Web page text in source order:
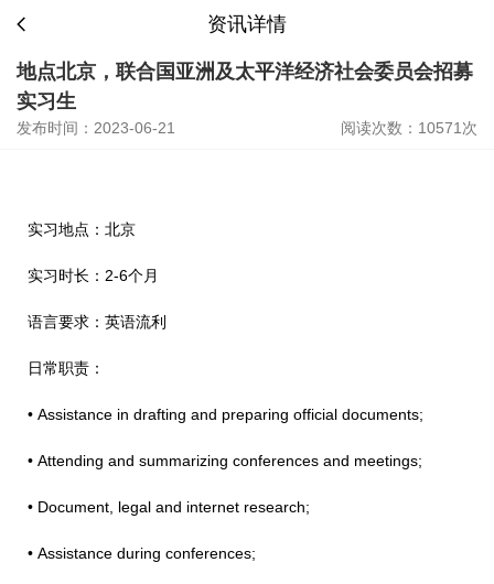
资讯详情
地点北京，联合国亚洲及太平洋经济社会委员会招募
实习生
发布时间：2023-06-21 阅读次数：10571次
实习地点：北京
实习时长：2-6个月
语言要求：英语流利
日常职责：
• Assistance in drafting and preparing official documents;
• Attending and summarizing conferences and meetings;
• Document, legal and internet research;
• Assistance during conferences;